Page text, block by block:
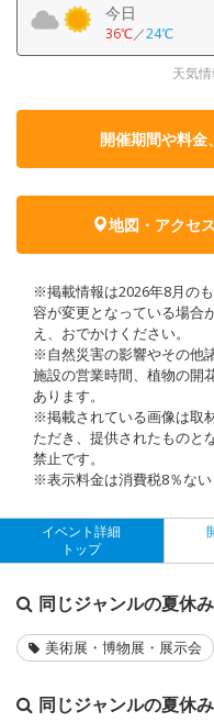
今日
36℃／24℃
天気
開催期間や料金
地図・アクセ
※掲載情報は2026年8月の
容が変更となっている場合
え、おでかけください。
※自然災害の影響やその他
施設の営業時間、植物の開
あります。
※掲載されている画像は取
ただき、提供されたものと
禁止です。
※表示料金は消費税8％ない
イベント詳細
トップ
同じジャンルの夏休
美術展・博物展・展示会
同じジャンルの夏休